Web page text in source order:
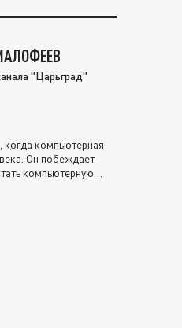
"Царьград"
компьютерная
Он побеждает
компьютерную